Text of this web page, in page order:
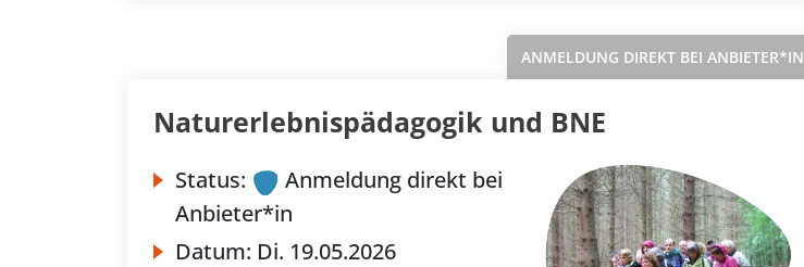
ANMELDUNG DIREKT BEI ANBIETER*IN
Naturerlebnispädagogik und BNE
Status:
Anmeldung direkt bei
Anbieter*in
Datum: Di. 19.05.2026